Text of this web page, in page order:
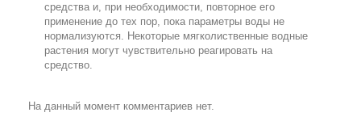
средства и, при необходимости, повторное его
применение до тех пор, пока параметры воды не
нормализуются. Некоторые мягколиственные водные
растения могут чувствительно реагировать на
средство.
На данный момент комментариев нет.